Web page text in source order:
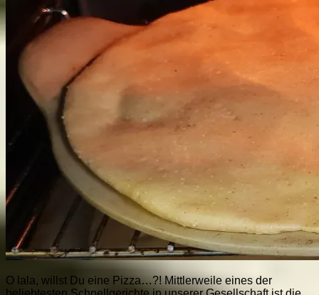
O lala, willst Du eine Pizza…?! Mittlerweile eines der